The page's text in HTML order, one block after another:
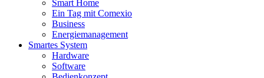
Smart Home
Ein Tag mit Comexio
Business
Energiemanagement
Smartes System
Hardware
Software